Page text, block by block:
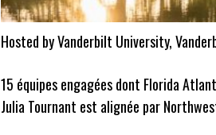
Hosted by Vanderbilt University,
15 équipes engagées dont Florida
Julia Tournant est alignée par